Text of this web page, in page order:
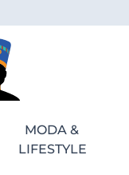
MODA &
LIFESTYLE